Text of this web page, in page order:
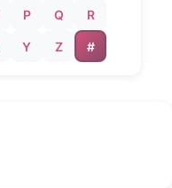
P Q R
Y Z #